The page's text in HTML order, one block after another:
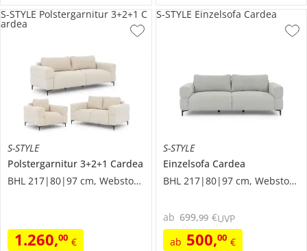
S-STYLE
Polstergarnitur 3+2+1 Cardea
BHL 217|80|97 cm, Webstoff grob
1.260,00 €
S-STYLE Polstergarnitur 3+2+1 C
ardea
S-STYLE
Einzelsofa Cardea
BHL 217|80|97 cm, Webstoff grob
ab 500,00 €
ab 699,99 €UVP
S-STYLE Einzelsofa Cardea